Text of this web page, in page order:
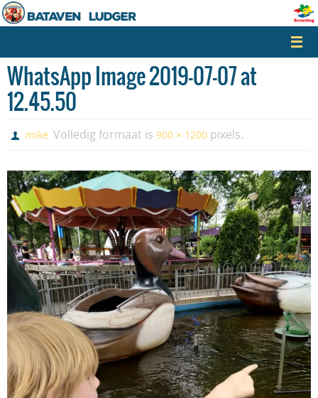
Naar
de
springen
WhatsApp Image 2019-07-07 at
12.45.50
mike Volledig formaat is900 × 1200 pixels.